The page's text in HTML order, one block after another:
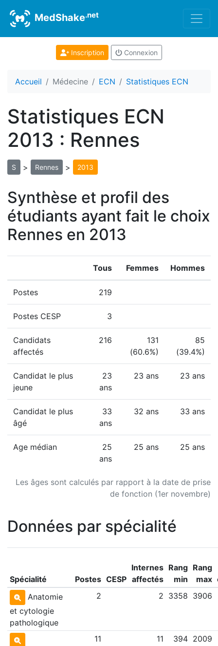
MedShake.net
Inscription Connexion
Accueil Médecine ECN Statistiques ECN
Statistiques ECN
2013 : Rennes
S > Rennes > 2013
Synthèse et profil des
étudiants ayant fait le choix
Rennes en 2013
Les âges sont calculés par rapport à la date de prise
de fonction (1er novembre)
Tous Femmes Hommes
Postes 219
Postes CESP 3
Candidats
affectés
216
131
(60.6%)
85
(39.4%)
Candidat le plus
jeune
23
ans
23 ans 23 ans
Candidat le plus
âgé
33
ans
32 ans 33 ans
Age médian
25
ans
25 ans 25 ans
Données par spécialité
Spécialité Postes CESP
Internes
affectés
Rang
min
Rang
max
Anatomie
et cytologie
pathologique
2 2 3358 3906
11 11 394 2009